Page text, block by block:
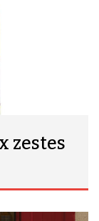
zestes